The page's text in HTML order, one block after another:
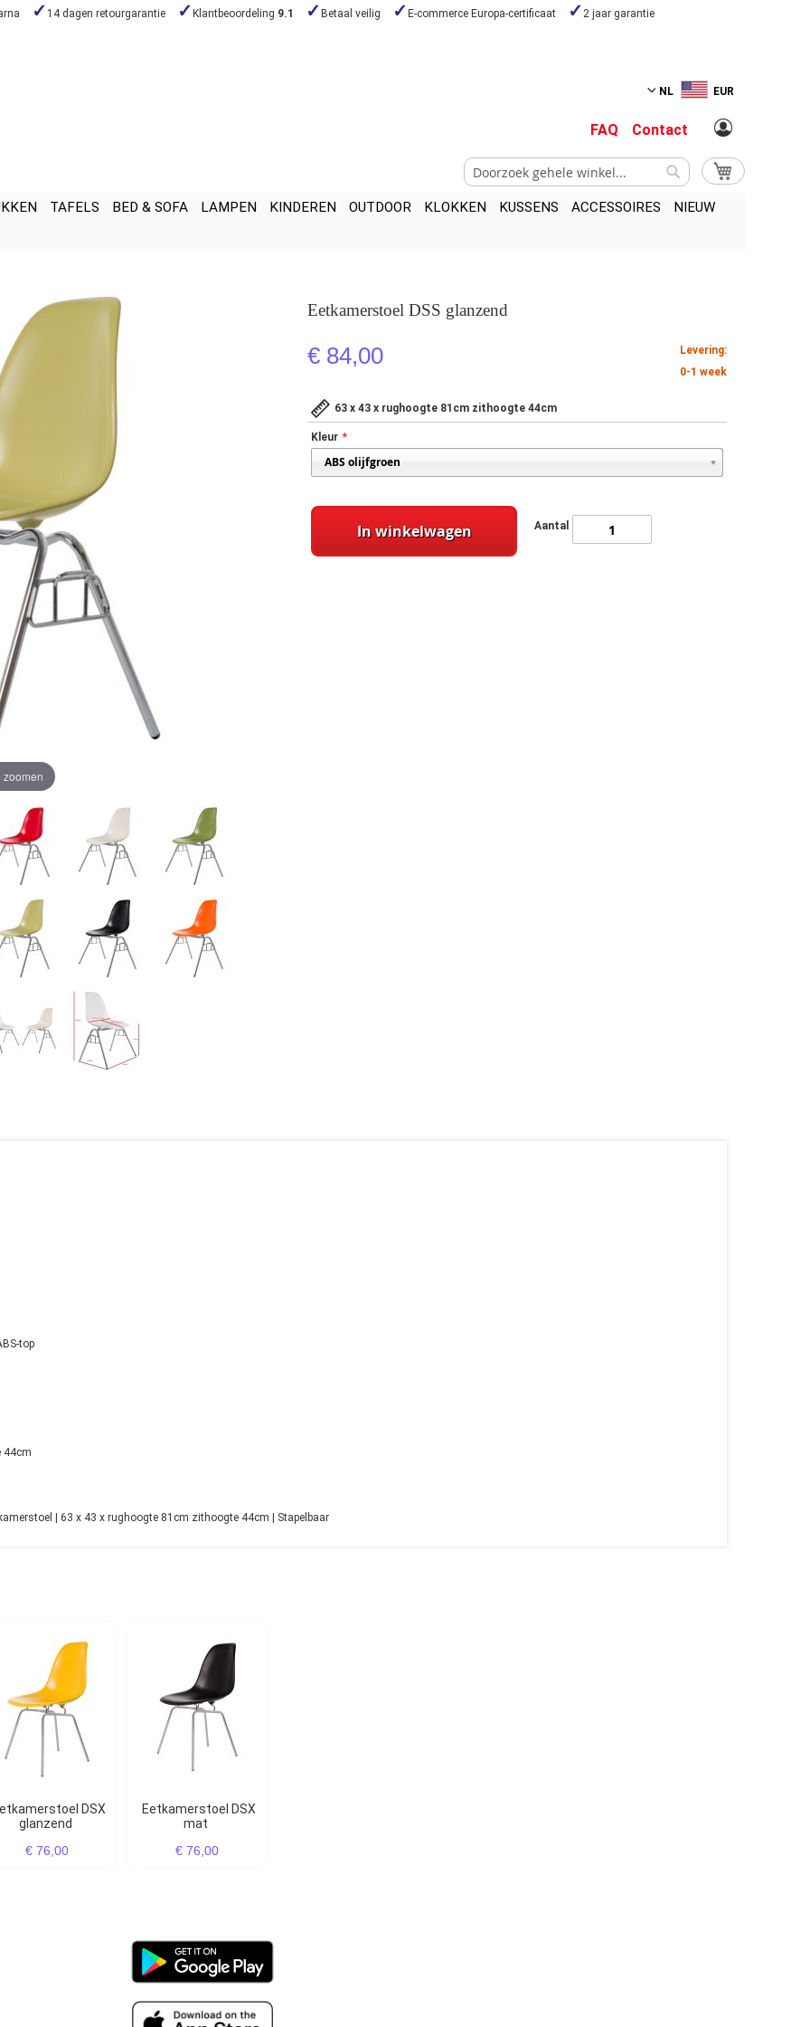
14 dagen retourgarantie Klantbeoordeling 9.1 Betaal veilig E-commerce Europa-certificaat 2 jaar garantie
NL EUR
FAQ Contact
My Cart
Zoek
TAFELS BED & SOFA LAMPEN KINDEREN OUTDOOR KLOKKEN KUSSENS ACCESSOIRES
NIEUW
Eetkamerstoel DSS glanzend
€ 84,00
Levering:
0-1 week
63 x 43 x rughoogte 81cm zithoogte 44cm
Kleur
Aantal
In winkelwagen
zoomen
top
44cm
| 63 x 43 x rughoogte 81cm zithoogte 44cm | Stapelbaar
glanzend
€ 76,00
Eetkamerstoel DSX
mat
€ 76,00